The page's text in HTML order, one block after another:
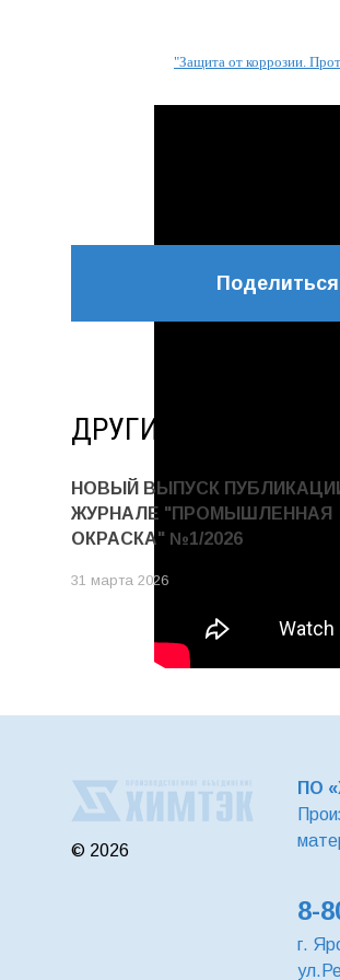
"Защита от коррозии.
ДРУГИЕ НОВОСТИ
НОВЫЙ ВЫПУСК
ЖУРНАЛЕ "ПРОМЫШЛЕННАЯ
ОКРАСКА" №1/2026
31 марта 2026
© 2026
ПО
8-
г.